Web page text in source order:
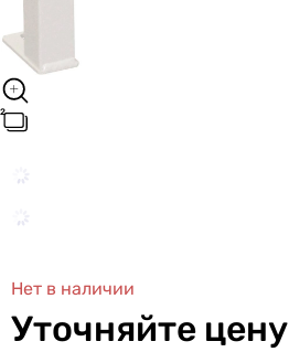
Нет в наличии
Уточняйте цену